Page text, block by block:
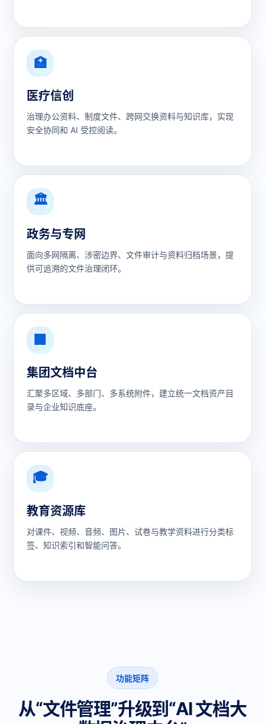
🏥
医疗信创
治理办公资料、制度文件、跨网交换资料与知识库，实现
安全协同和 AI 受控阅读。
🏛
政务与专网
面向多网隔离、涉密边界、文件审计与资料归档场景，提
供可追溯的文件治理闭环。
🏢
集团文档中台
汇聚多区域、多部门、多系统附件，建立统一文档资产目
录与企业知识底座。
🎓
教育资源库
对课件、视频、音频、图片、试卷与教学资料进行分类标
签、知识索引和智能问答。
功能矩阵
从“文件管理”升级到“AI 文档大